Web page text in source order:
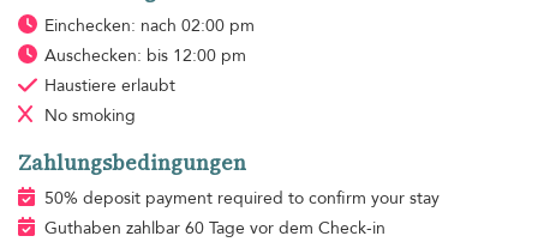
Einchecken: nach 02:00 pm
Auschecken: bis 12:00 pm
Haustiere erlaubt
No smoking
Zahlungsbedingungen
50% deposit payment required to confirm your stay
Guthaben zahlbar 60 Tage vor dem Check-in